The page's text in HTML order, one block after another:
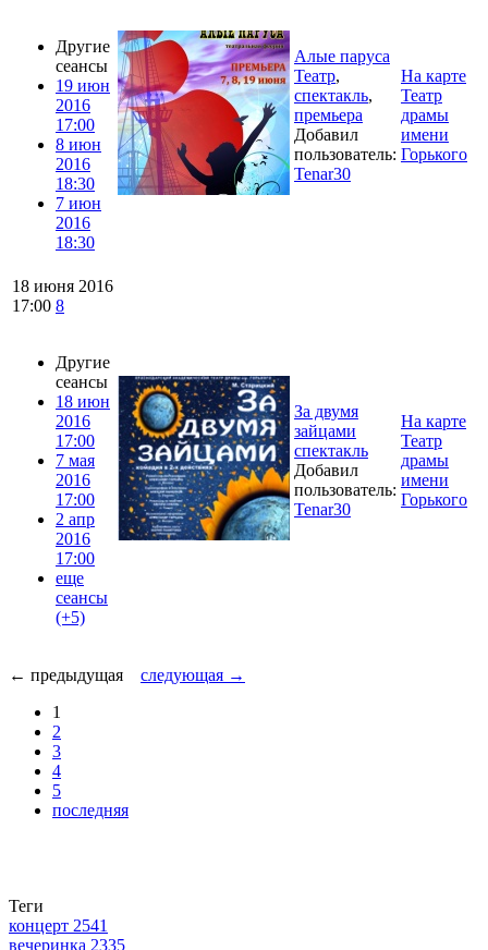
Другие
сеансы
19 июн
2016
17:00
8 июн
2016
18:30
7 июн
2016
18:30
Алые паруса
Театр,
спектакль,
премьера
Добавил
пользователь:
Tenar30
На карте
Театр
драмы
имени
Горького
18 июня 2016
17:00 8
Другие
сеансы
18 июн
2016
17:00
7 мая
2016
17:00
2 апр
2016
17:00
еще
сеансы
(+5)
За двумя
зайцами
спектакль
Добавил
пользователь:
Tenar30
На карте
Театр
драмы
имени
Горького
← предыдущая следующая →
1
2
3
4
5
последняя
Теги
концерт 2541
вечеринка 2335